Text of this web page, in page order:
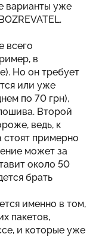
варианты уже
.
всего
в
Но он требует
или уже
по 70 грн),
Второй
ведь, к
стоят примерно
может за
около 50
брать
именно в том,
пакетов,
и которые уже